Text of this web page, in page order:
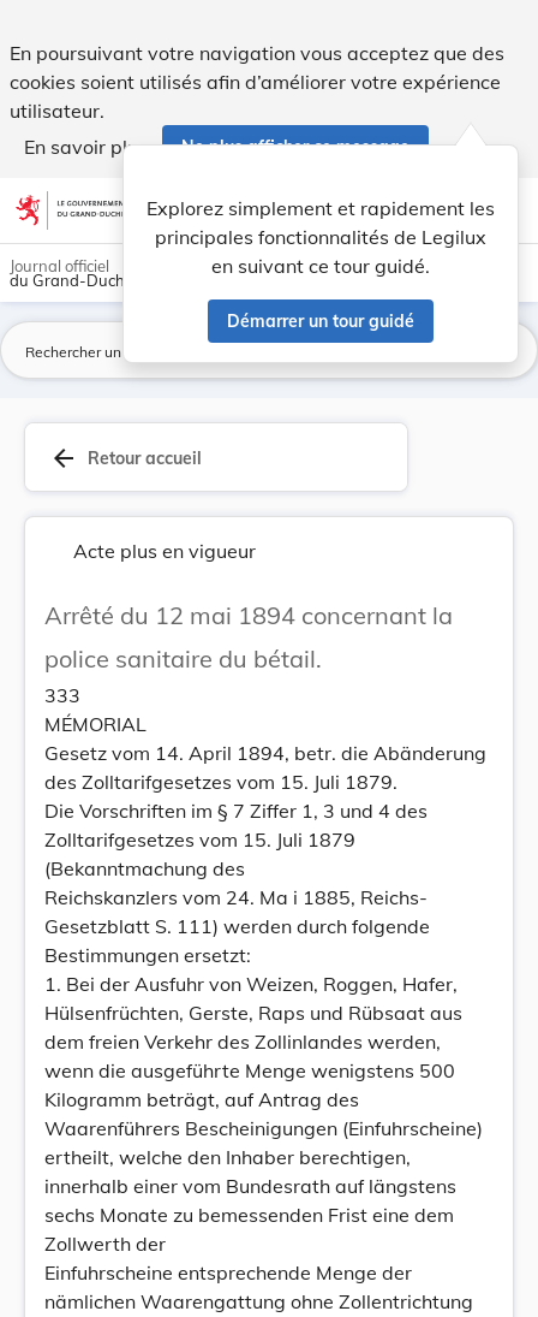
En poursuivant votre navigation vous acceptez que des
cookies soient utilisés afin d’améliorer votre expérience
utilisateur.
En savoir plus
Ne plus afficher ce message
Aller au contenu account_circle help Aide
Explorez simplement et rapidement les
principales fonctionnalités de Legilux
en suivant ce tour guidé.
Démarrer un tour guidé
light_mode dark_mode
Journal officiel
du Grand-Duché de Luxembourg
arrow_back Retour accueil
Acte plus en vigueur
Arrêté du 12 mai 1894 concernant la
police sanitaire du bétail.
333
MÉMORIAL
Gesetz vom 14. April 1894, betr. die Abänderung
des Zolltarifgesetzes vom 15. Juli 1879.
Die Vorschriften im § 7 Ziffer 1, 3 und 4 des
Zolltarifgesetzes vom 15. Juli 1879
(Bekanntmachung des
Reichskanzlers vom 24. Ma i 1885, Reichs-
Gesetzblatt S. 111) werden durch folgende
Bestimmungen ersetzt:
1. Bei der Ausfuhr von Weizen, Roggen, Hafer,
Hülsenfrüchten, Gerste, Raps und Rübsaat aus
dem freien Verkehr des Zollinlandes werden,
wenn die ausgeführte Menge wenigstens 500
Kilogramm beträgt, auf Antrag des
Waarenführers Bescheinigungen (Einfuhrscheine)
ertheilt, welche den Inhaber berechtigen,
innerhalb einer vom Bundesrath auf längstens
sechs Monate zu bemessenden Frist eine dem
Zollwerth der
Einfuhrscheine entsprechende Menge der
nämlichen Waarengattung ohne Zollentrichtung